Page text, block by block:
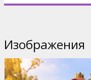
Изображения